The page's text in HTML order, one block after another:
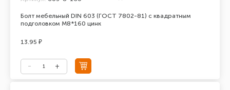
Болт мебельный DIN 603 (ГОСТ 7802-81) с квадратным
подголовком М8*160 цинк
13.95 ₽